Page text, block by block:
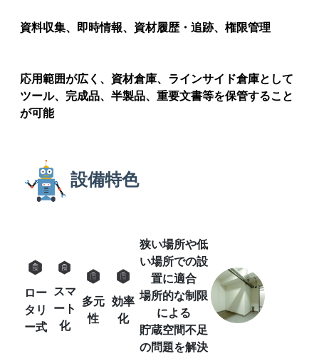
資料収集、即時情報、資材履歴・追跡、権限管理
応用範囲が広く、資材倉庫、ラインサイド倉庫として
ツール、完成品、半製品、重要文書等を保管すること
が可能
設備特色
ロー
タリ
ー式
スマ
ート
化
多元
性
効率
化
狭い場所や低
い場所での設
置に適合
場所的な制限
による
貯蔵空間不足
の問題を解決